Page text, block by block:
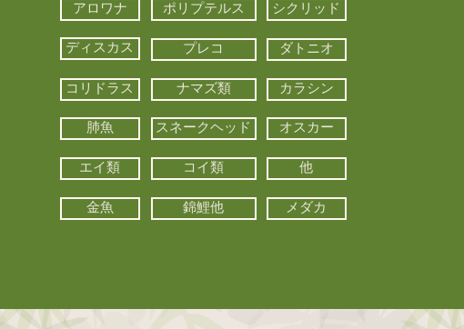
アロワナ ポリプテルス シクリッド
ディスカス プレコ ダトニオ
コリドラス ナマズ類 カラシン
肺魚 スネークヘッド オスカー
エイ類 コイ類 他
金魚 錦鯉他 メダカ